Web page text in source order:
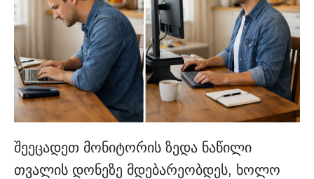
შეეცადეთ მონიტორის ზედა ნაწილი
თვალის დონეზე მდებარეობდეს, ხოლო